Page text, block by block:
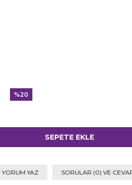
%20
YORUM YAZ SORULAR (0) VE